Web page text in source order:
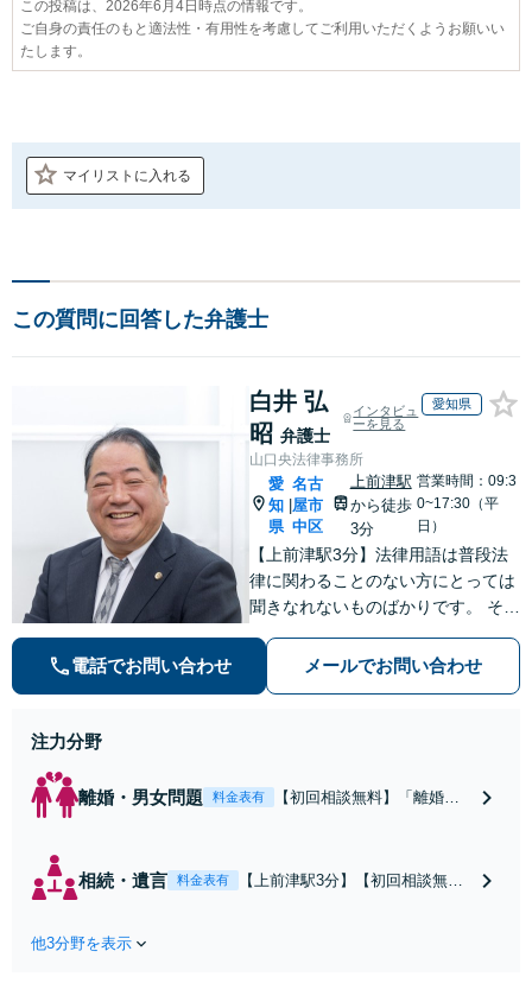
この投稿は、2026年6月4日時点の情報です。
ご自身の責任のもと適法性・有用性を考慮してご利用いただくようお願いい
たします。
マイリストに入れる
この質問に回答した弁護士
白井 弘
昭 弁護士
インタビュ
ーを見る
愛知県
山口央法律事務所
愛
知
県
名古
屋市
中区
上前津駅
から徒歩
3分
営業時間：09:3
0~17:30（平
日）
【上前津駅3分】法律用語は普段法
律に関わることのない方にとっては
聞きなれないものばかりです。 その
丁寧にこれからの対応を説明させて
いただきます。最善の解決策は何な
電話でお問い合わせ メールでお問い合わせ
注力分野
離婚・男女問題 料金表有
【初回相談無料】「離婚す
雑な課題も、依頼者様の状
相続・遺言 料金表有
【上前津駅3分】【初回相談無
他3分野を表示